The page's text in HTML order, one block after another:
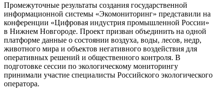
Промежуточные результаты создания государственной
информационной системы «Экомониторинг» представили на
конференции «Цифровая индустрия промышленной России»
в Нижнем Новгороде. Проект призван объединить на одной
платформе данные о состоянии воздуха, воды, лесов, недр,
животного мира и объектов негативного воздействия для
оперативных решений и общественного контроля. В
подготовке сессии по экологическому мониторингу
принимали участие специалисты Российского экологического
оператора.